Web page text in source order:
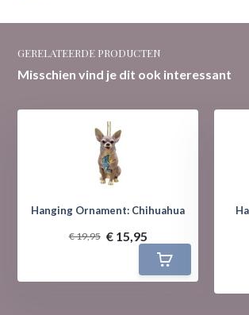
GERELATEERDE PRODUCTEN
Misschien vind je dit ook interessant
Hanging Ornament: Chihuahua
€ 19,95 € 15,95